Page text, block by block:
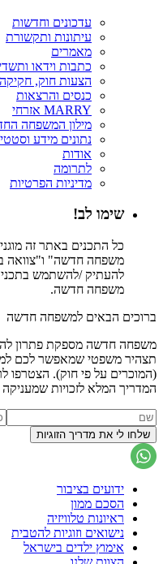
עדכונים וחדשות
עיתונות ותקשורת
מאמרים
כתבות וידאו
הצעות חוק,
כנסים והרצאות
MARRY אזרחי
מילון המשפחה
נתונים מידע
אודות
לתרומה
מדיניות הפרטיות
שימו לב!
כל התכנים באתר זה
משפחה חדשה" ו"צוואה
להעתיק /להשתמש
משפחה חדשה.
ברוכים הבאים למשפחה חדשה
משפחה חדשה מספקת פתרון
תצהיר משפטי שמאפשר לכם
(המוכרים על פי חוק). הצטרפו
המדריך המלא לזכויות שמעניקה
ידועים בציבור
הסכם ממון
ראיונות טלוויזיה
נישואים וזוגיות להטבית
אימוץ ילדים בישראל